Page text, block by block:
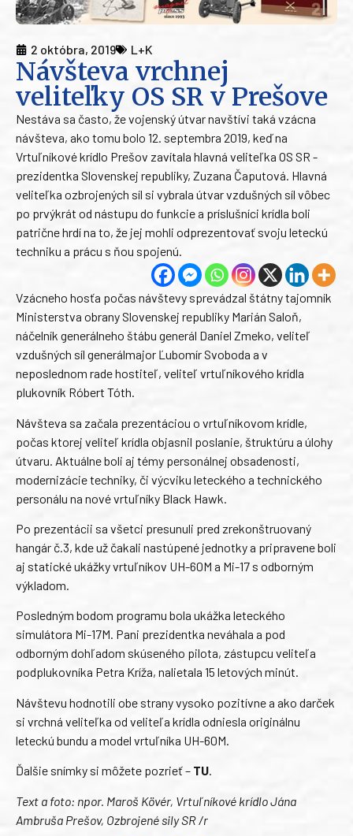
2 októbra, 2019 L+K
Návšteva vrchnej
veliteľky OS SR v Prešove
Nestáva sa často, že vojenský útvar navštívi taká vzácna
návšteva, ako tomu bolo 12. septembra 2019, keď na
Vrtuľníkové krídlo Prešov zavítala hlavná veliteľka OS SR -
prezidentka Slovenskej republiky, Zuzana Čaputová. Hlavná
veliteľka ozbrojených síl si vybrala útvar vzdušných síl vôbec
po prvýkrát od nástupu do funkcie a príslušníci krídla boli
patrične hrdí na to, že jej mohli odprezentovať svoju leteckú
techniku a prácu s ňou spojenú.
Vzácneho hosťa počas návštevy sprevádzal štátny tajomník
Ministerstva obrany Slovenskej republiky Marián Saloň,
náčelník generálneho štábu generál Daniel Zmeko, veliteľ
vzdušných síl generálmajor Ľubomír Svoboda a v
neposlednom rade hostiteľ, veliteľ vrtuľníkového krídla
plukovník Róbert Tóth.
Návšteva sa začala prezentáciou o vrtuľníkovom krídle,
počas ktorej veliteľ krídla objasnil poslanie, štruktúru a úlohy
útvaru. Aktuálne boli aj témy personálnej obsadenosti,
modernizácie techniky, či výcviku leteckého a technického
personálu na nové vrtuľníky Black Hawk.
Po prezentácii sa všetci presunuli pred zrekonštruovaný
hangár č.3, kde už čakali nastúpené jednotky a pripravene boli
aj statické ukážky vrtuľníkov UH-60M a Mi-17 s odborným
výkladom.
Posledným bodom programu bola ukážka leteckého
simulátora Mi-17M. Pani prezidentka neváhala a pod
odborným dohľadom skúseného pilota, zástupcu veliteľa
podplukovníka Petra Kríža, nalietala 15 letových minút.
Návštevu hodnotili obe strany vysoko pozitívne a ako darček
si vrchná veliteľka od veliteľa krídla odniesla originálnu
leteckú bundu a model vrtuľníka UH-60M.
Ďalšie snímky si môžete pozrieť – TU.
Text a foto: npor. Maroš Kövér, Vrtuľníkové krídlo Jána
Ambruša Prešov, Ozbrojené sily SR /r